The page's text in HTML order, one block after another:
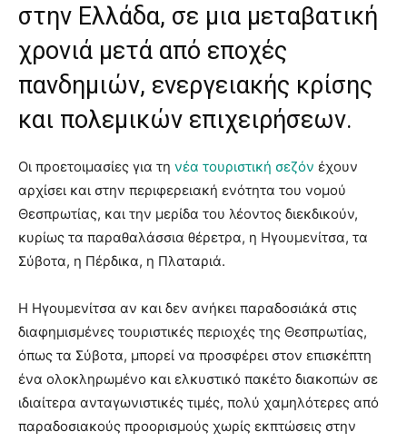
στην Ελλάδα, σε μια μεταβατική
χρονιά μετά από εποχές
πανδημιών, ενεργειακής κρίσης
και πολεμικών επιχειρήσεων.
Οι προετοιμασίες για τη νέα τουριστική σεζόν έχουν
αρχίσει και στην περιφερειακή ενότητα του νομού
Θεσπρωτίας, και την μερίδα του λέοντος διεκδικούν,
κυρίως τα παραθαλάσσια θέρετρα, η Ηγουμενίτσα, τα
Σύβοτα, η Πέρδικα, η Πλαταριά.
Η Ηγουμενίτσα αν και δεν ανήκει παραδοσιάκά στις
διαφημισμένες τουριστικές περιοχές της Θεσπρωτίας,
όπως τα Σύβοτα, μπορεί να προσφέρει στον επισκέπτη
ένα ολοκληρωμένο και ελκυστικό πακέτο διακοπών σε
ιδιαίτερα ανταγωνιστικές τιμές, πολύ χαμηλότερες από
παραδοσιακούς προορισμούς χωρίς εκπτώσεις στην